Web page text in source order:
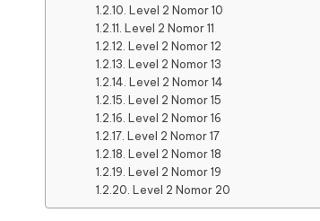
Level 2 Nomor 10
Level 2 Nomor 11
Level 2 Nomor 12
Level 2 Nomor 13
Level 2 Nomor 14
Level 2 Nomor 15
Level 2 Nomor 16
Level 2 Nomor 17
Level 2 Nomor 18
Level 2 Nomor 19
Level 2 Nomor 20